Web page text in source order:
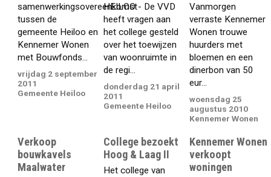
samenwerkingsovereenkomst
tussen de
gemeente Heiloo en
Kennemer Wonen
met Bouwfonds...
vrijdag 2 september
2011
Gemeente Heiloo
HEILOO - De VVD
heeft vragen aan
het college gesteld
over het toewijzen
van woonruimte in
de regi...
donderdag 21 april
2011
Gemeente Heiloo
Vanmorgen
verraste Kennemer
Wonen trouwe
huurders met
bloemen en een
dinerbon van 50
eur...
woensdag 25
augustus 2010
Kennemer Wonen
Verkoop
bouwkavels
Maalwater
College bezoekt
Hoog & Laag II
Het college van
Kennemer Wonen
verkoopt
woningen